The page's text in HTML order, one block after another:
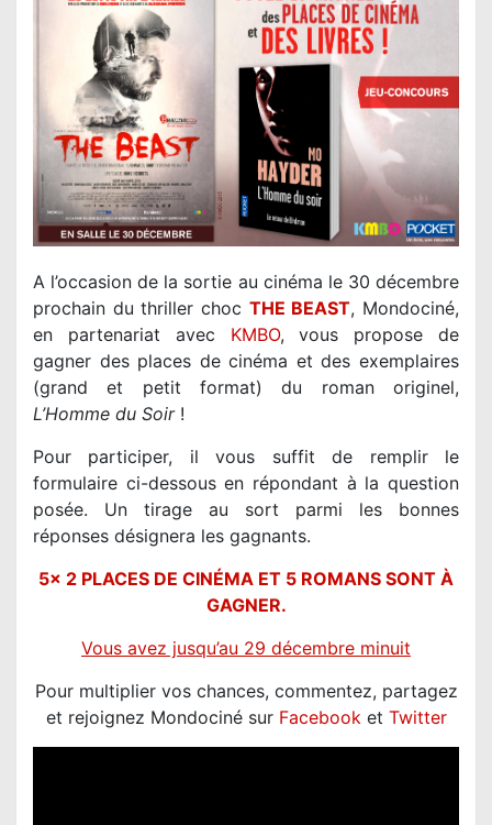
A l’occasion de la sortie au cinéma le 30 décembre
prochain du thriller choc THE BEAST, Mondociné,
en partenariat avec KMBO, vous propose de
gagner des places de cinéma et des exemplaires
(grand et petit format) du roman originel,
L’Homme du Soir!
Pour participer, il vous suffit de remplir le
formulaire ci-dessous en répondant à la question
posée. Un tirage au sort parmi les bonnes
réponses désignera les gagnants.
5x 2 PLACES DE CINÉMA ET 5 ROMANS SONT À
GAGNER.
Vous avez jusqu’au 29 décembre minuit
Pour multiplier vos chances, commentez, partagez
et rejoignez Mondociné sur Facebooket Twitter